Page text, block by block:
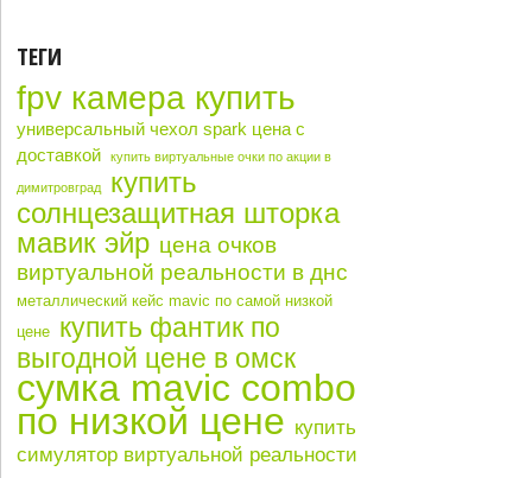
ТЕГИ
fpv камера купить
универсальный чехол spark цена с
доставкой
купить виртуальные очки по акции в
димитровград
купить
солнцезащитная шторка
мавик эйр цена очков
виртуальной реальности в днс
металлический кейс mavic по самой низкой
цене купить фантик по
выгодной цене в омск
сумка mavic combo
по низкой цене купить
симулятор виртуальной реальности